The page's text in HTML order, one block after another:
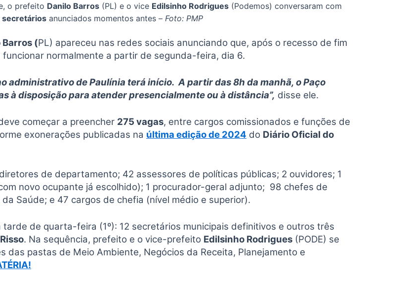
o prefeito Danilo Barros (PL) e o vice Edilsinho Rodrigues (Podemos) conversaram com
secretários anunciados momentos antes – Foto: PMP
Barros (PL) apareceu nas redes sociais anunciando que, após o recesso de fim
funcionar normalmente a partir de segunda-feira, dia 6.
administrativo de Paulínia terá início. A partir das 8h da manhã, o Paço
à disposição para atender presencialmente ou à distância”, disse ele.
começar a preencher 275 vagas, entre cargos comissionados e funções de
exonerações publicadas na última edição de 2024 do Diário Oficial do
de departamento; 42 assessores de políticas públicas; 2 ouvidores; 1
novo ocupante já escolhido); 1 procurador-geral adjunto; 98 chefes de
Saúde; e 47 cargos de chefia (nível médio e superior).
tarde de quarta-feira (1º): 12 secretários municipais definitivos e outros três
. Na sequência, prefeito e o vice-prefeito Edilsinho Rodrigues (PODE) se
das pastas de Meio Ambiente, Negócios da Receita, Planejamento e